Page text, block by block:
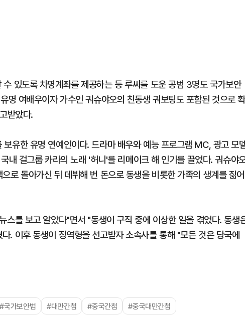
있도록 차명계좌를 제공하는 등 루씨를 도운 공범 3명도 국가보안
명 여배우이자 가수인 궈슈야오의 친동생 궈보팅도 포함된 것으로
받았다.
유한 유명 연예인이다. 드라마 배우와 예능 프로그램 MC, 광고 모
내 걸그룹 카라의 노래 '허니'를 리메이크 해 인기를 끌었다. 궈슈야
로 돌아가신 뒤 데뷔해 번 돈으로 동생을 비롯한 가족의 생계를 짊어
스를 보고 알았다"면서 "동생이 구직 중에 이상한 일을 겪었다. 동생
. 이후 동생이 징역형을 선고받자 소속사를 통해 "모든 것은 당국에
#국가보안법 #대만간첩 #중국간첩 #중국대만간첩